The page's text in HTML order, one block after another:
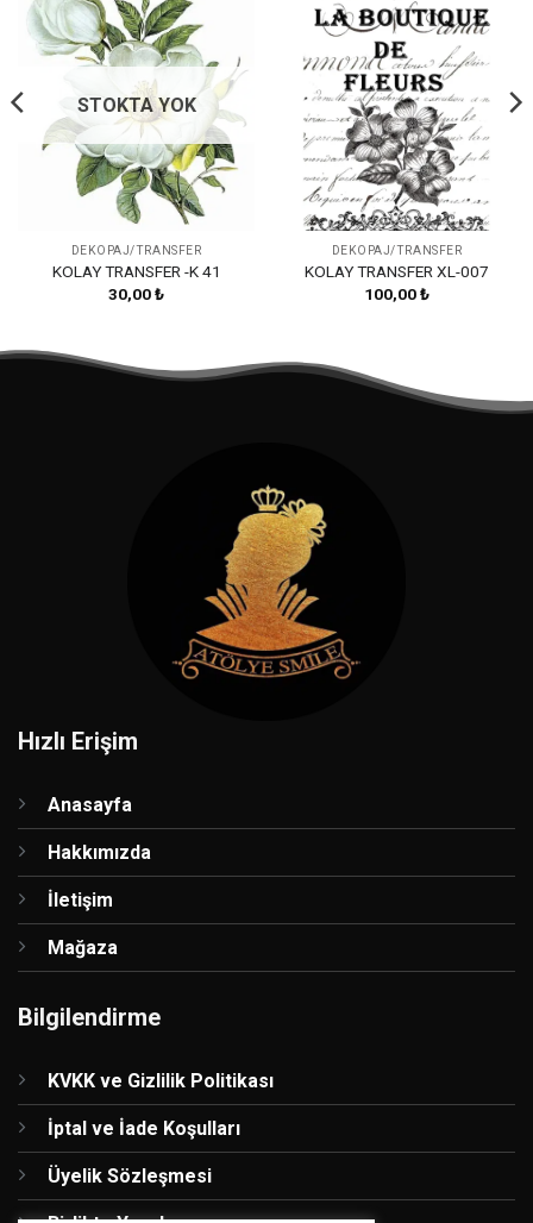
Favorilerime
Ekle
STOKTA YOK
DEKOPAJ/TRANSFER
KOLAY TRANSFER -K 41
30,00₺
Favorilerime
Ekle
DEKOPAJ/TRANSFER
KOLAY TRANSFER XL-007
100,00₺
Hızlı Erişim
Anasayfa
Hakkımızda
İletişim
Mağaza
Bilgilendirme
KVKK ve Gizlilik Politikası
İptal ve İade Koşulları
Üyelik Sözleşmesi